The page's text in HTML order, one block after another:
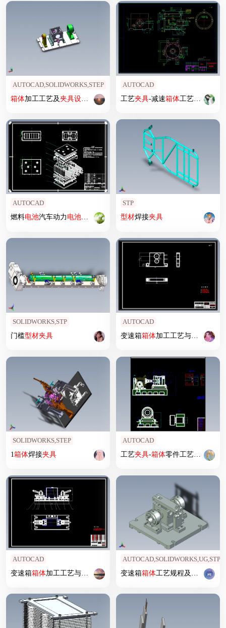
AUTOCAD,SOLIDWORKS,STEP
箱体加工工艺及夹具设计 【含图和文档】
AUTOCAD
工艺夹具-减速箱体工艺课程 设计
AUTOCAD
燃料电池汽车动力电池箱体结构 设计及有限元分析
STP
型材焊接夹具
SOLIDWORKS,STP
门槛型材夹具
AUTOCAD
变速箱箱体加工工艺与专用机床
SOLIDWORKS,STEP
1箱体焊接夹具
AUTOCAD
工艺夹具-箱体零件工艺规程及加工φ42孔
AUTOCAD
变速箱箱体加工工艺与专用机床 夹具设计
AUTOCAD,SOLIDWORKS,UG,STP
变速箱箱体工艺规程及镗φ40孔